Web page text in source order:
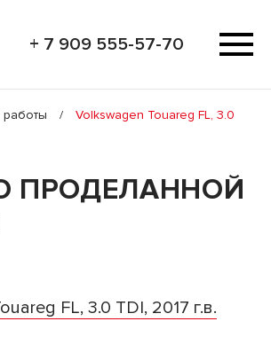
+ 7 909 555-57-70
/
Volkswagen Touareg FL, 3.0
ПРОДЕЛАННОЙ
FL, 3.0 TDI, 2017 г.в.